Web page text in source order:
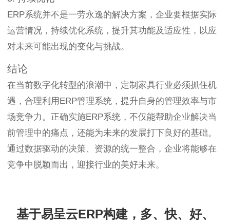
ERP系统并不是一劳永逸的解决方案，企业要根据实际
运营情况，持续优化系统，提升其功能及适应性，以应
对未来可能出现的变化与挑战。
结论
在当前数字化转型的浪潮中，定制家具行业必须抓住机
遇，合理利用ERP管理系统，提升自身的管理效率与市
场竞争力。正确实施ERP系统，不仅能帮助企业解决当
前管理中的痛点，还能为未来的发展打下良好的基础。
通过数据驱动的决策、资源的统一整合，企业将能够在
竞争中脱颖而出，迎接行业的美好未来。
基于易呈云ERP构建，多、快、好、